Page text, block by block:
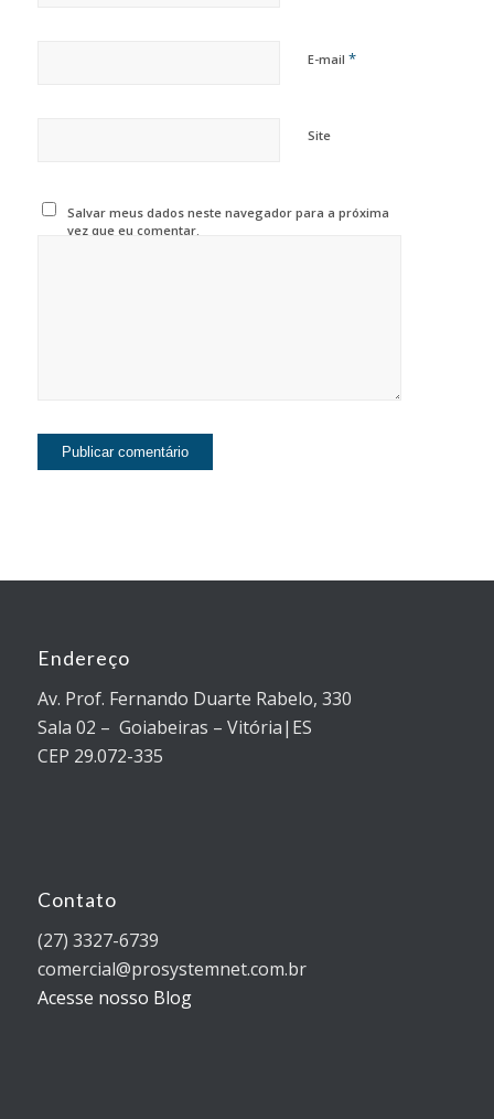
E-mail *
Site
Salvar meus dados neste navegador para a próxima
vez que eu comentar.
Endereço
Av. Prof. Fernando Duarte Rabelo, 330
Sala 02 – Goiabeiras – Vitória|ES
CEP 29.072-335
Contato
(27) 3327-6739
comercial@prosystemnet.com.br
Acesse nosso Blog